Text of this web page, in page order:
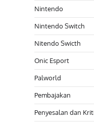
Nintendo
Nintendo Switch
Nitendo Swicth
Onic Esport
Palworld
Pembajakan
Penyesalan dan